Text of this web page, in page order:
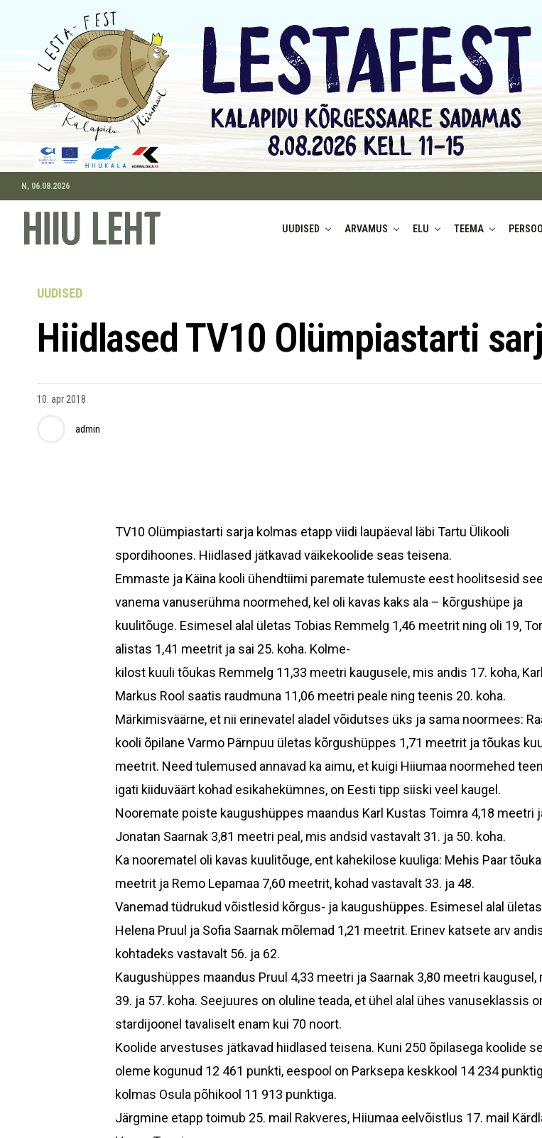
N, 06.08.2026
UUDISED ARVAMUS ELU TEEMA
UUDISED
Hiidlased TV10 Olümpiastarti
10. apr 2018
admin
TV10 Olümpiastarti sarja kolmas etapp viidi laupäeval läbi Tartu Ülikooli
spordihoones. Hiidlased jätkavad väike­koolide seas teisena.
Emmaste ja Käina kooli ühendtiimi paremate tulemuste eest hoolitsesid
vanema vanuserühma noor­mehed, kel oli kavas kaks ala – kõrgushüpe ja
kuulitõuge. Esimesel alal ületas Tobias Remmelg 1,46 meetrit ning oli 19,
alistas 1,41 meetrit ja sai 25. koha. Kolme-
kilost kuuli tõukas Remmelg 11,33 meetri kaugusele, mis andis 17. koha,
Markus Rool saatis raudmuna 11,06 meetri peale ning teenis 20. koha.
Märkimisväärne, et nii erinevatel aladel võidutses üks ja sama noormees:
kooli õpilane Varmo Pärnpuu ületas kõrgushüppes 1,71 meetrit ja tõukas
meetrit. Need tulemused annavad ka aimu, et kuigi Hiiumaa noormehed
igati kiiduväärt kohad esikahekümnes, on Eesti tipp siiski veel kaugel.
Nooremate poiste kaugushüppes maandus Karl Kustas Toimra 4,18 meetri
Jonatan Saarnak 3,81 meetri peal, mis andsid vastavalt 31. ja 50. koha.
Ka noorematel oli kavas kuulitõuge, ent kahekilose kuuliga: Mehis Paar
meetrit ja Remo Lepamaa 7,60 meetrit, kohad vastavalt 33. ja 48.
Vanemad tüdrukud võistlesid kõrgus- ja kaugushüppes. Esimesel alal
Helena Pruul ja Sofia Saarnak mõlemad 1,21 meetrit. Erinev katsete arv
kohtadeks vastavalt 56. ja 62.
Kaugushüppes maandus Pruul 4,33 meetri ja Saarnak 3,80 meetri kaugusel,
39. ja 57. koha. Seejuures on oluline teada, et ühel alal ühes vanuseklassis
stardi­joonel tavaliselt enam kui 70 noort.
Koolide arvestuses jätkavad hiidlased teisena. Kuni 250 õpilasega koolide
oleme kogunud 12 461 punkti, eespool on Parksepa keskkool 14 234
kolmas Osula põhikool 11 913 punktiga.
Järgmine etapp toimub 25. mail Rakveres, Hiiumaa eelvõistlus 17. mail